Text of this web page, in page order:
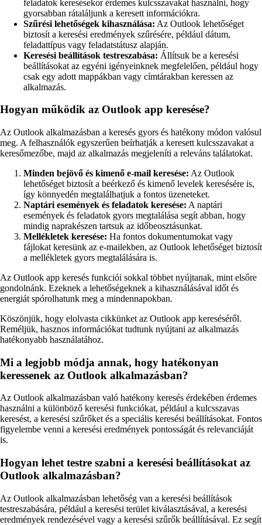
feladatok keresésekor érdemes kulcsszavakat használni, hogy
gyorsabban rátaláljunk a keresett információkra.
Szűrési lehetőségek kihasználása: Az Outlook lehetőséget
biztosít a keresési eredmények szűrésére, például dátum,
feladattípus vagy feladatstátusz alapján.
Keresési beállítások testreszabása: Állítsuk be a keresési
beállításokat az egyéni igényeinknek megfelelően, például hogy
csak egy adott mappákban vagy címtárakban keressen az
alkalmazás.
Hogyan működik az Outlook app keresése?
Az Outlook alkalmazásban a keresés gyors és hatékony módon valósul
meg. A felhasználók egyszerűen beírhatják a keresett kulcsszavakat a
keresőmezőbe, majd az alkalmazás megjeleníti a releváns találatokat.
Minden bejövő és kimenő e-mail keresése: Az Outlook
lehetőséget biztosít a beérkező és kimenő levelek keresésére is,
így könnyedén megtalálhatjuk a fontos üzeneteket.
Naptári események és feladatok keresése: A naptári
események és feladatok gyors megtalálása segít abban, hogy
mindig naprakészen tartsuk az időbeosztásunkat.
Mellékletek keresése: Ha fontos dokumentumokat vagy
fájlokat keresünk az e-mailekben, az Outlook lehetőséget biztosít
a mellékletek gyors megtalálására is.
Az Outlook app keresés funkciói sokkal többet nyújtanak, mint elsőre
gondolnánk. Ezeknek a lehetőségeknek a kihasználásával időt és
energiát spórolhatunk meg a mindennapokban.
Köszönjük, hogy elolvasta cikkünket az Outlook app kereséséről.
Reméljük, hasznos információkat tudtunk nyújtani az alkalmazás
hatékonyabb használatához.
Mi a legjobb módja annak, hogy hatékonyan
keressenek az Outlook alkalmazásban?
Az Outlook alkalmazásban való hatékony keresés érdekében érdemes
használni a különböző keresési funkciókat, például a kulcsszavas
keresést, a keresési szűrőket és a speciális keresési beállításokat. Fontos
figyelembe venni a keresési eredmények pontosságát és relevanciáját
is.
Hogyan lehet testre szabni a keresési beállításokat az
Outlook alkalmazásban?
Az Outlook alkalmazásban lehetőség van a keresési beállítások
testreszabására, például a keresési terület kiválasztásával, a keresési
eredmények rendezésével vagy a keresési szűrők beállításával. Ez segít